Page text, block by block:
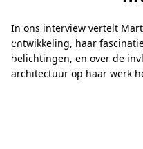
v
i
e
In ons interview vertelt
ontwikkeling, haar
belichtingen, en over de
architectuur op haar werk